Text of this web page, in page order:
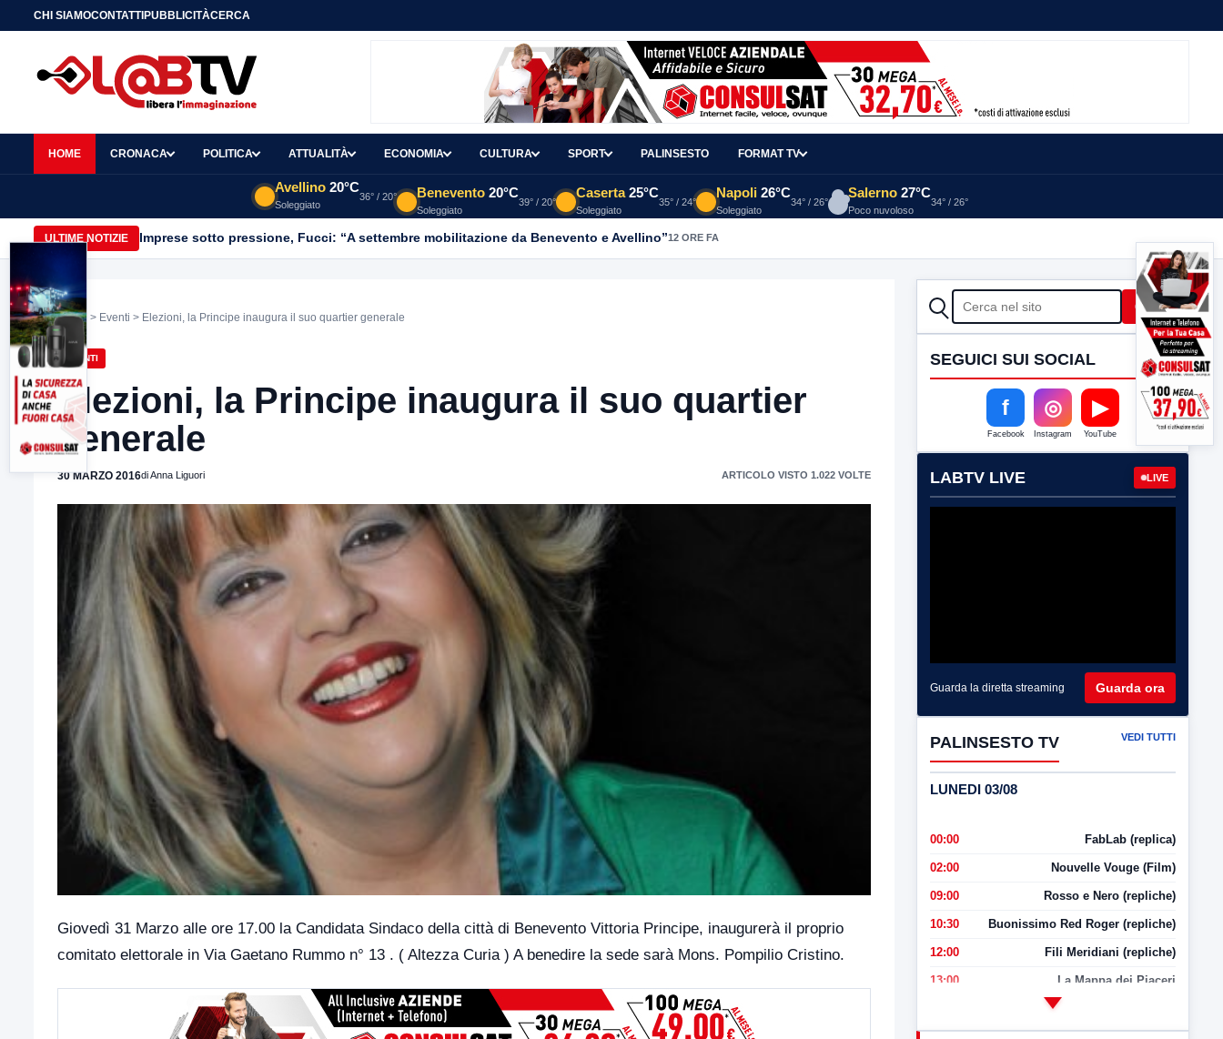
CHI SIAMOCONTATTIPUBBLICITÀCERCA
HOME CRONACA POLITICA ATTUALITÀ ECONOMIA CULTURA SPORT PALINSESTO FORMAT TV
Avellino 20°C
Soleggiato
36° / 20° Benevento 20°C
Soleggiato
39° / 20°
Caserta 25°C
Soleggiato
35° / 24°
Napoli 26°C
Soleggiato
34° / 26°
Salerno 27°C
Poco nuvoloso
34° / 26°
ULTIME NOTIZIE Imprese sotto pressione, Fucci: “A settembre mobilitazione da Benevento e Avellino”12 ORE FA
Home > Eventi > Elezioni, la Principe inaugura il suo quartier generale
EVENTI
Elezioni, la Principe inaugura il suo quartier
generale
30 MARZO 2016di Anna Liguori ARTICOLO VISTO 1.022 VOLTE
Giovedì 31 Marzo alle ore 17.00 la Candidata Sindaco della città di Benevento Vittoria Principe, inaugurerà il proprio
comitato elettorale in Via Gaetano Rummo n° 13 . ( Altezza Curia ) A benedire la sede sarà Mons. Pompilio Cristino.
CERCA Cerca
SEGUICI SUI SOCIAL
f
Facebook
◎
Instagram
▶
YouTube
LABTV LIVE LIVE
Guarda la diretta streaming Guarda ora
PALINSESTO TV VEDI TUTTI
LUNEDI 03/08
00:00 FabLab (replica)
02:00 Nouvelle Vouge (Film)
09:00 Rosso e Nero (repliche)
10:30 Buonissimo Red Roger (repliche)
12:00 Fili Meridiani (repliche)
13:00 La Mappa dei Piaceri